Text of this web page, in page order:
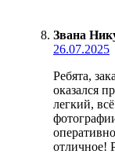
Звана
26.07.2025
Ребята,
оказался
легкий,
отличное!